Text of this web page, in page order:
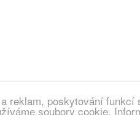
reklam, poskytování
soubory cookie.